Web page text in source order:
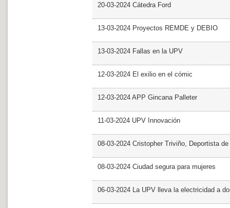
20-03-2024 Cátedra Ford
13-03-2024 Proyectos REMDE y DEBIO
13-03-2024 Fallas en la UPV
12-03-2024 El exilio en el cómic
12-03-2024 APP Gincana Palleter
11-03-2024 UPV Innovación
08-03-2024 Cristopher Triviño, Deportista
08-03-2024 Ciudad segura para mujeres
06-03-2024 La UPV lleva la electricidad a